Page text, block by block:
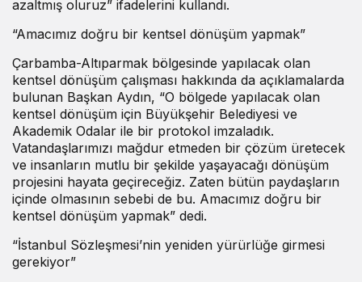
azaltmış oluruz” ifadelerini kullandı.
“Amacımız doğru bir kentsel dönüşüm yapmak”
Çarbamba-Altıparmak bölgesinde yapılacak olan
kentsel dönüşüm çalışması hakkında da açıklamalarda
bulunan Başkan Aydın, “O bölgede yapılacak olan
kentsel dönüşüm için Büyükşehir Belediyesi ve
Akademik Odalar ile bir protokol imzaladık.
Vatandaşlarımızı mağdur etmeden bir çözüm üretecek
ve insanların mutlu bir şekilde yaşayacağı dönüşüm
projesini hayata geçireceğiz. Zaten bütün paydaşların
içinde olmasının sebebi de bu. Amacımız doğru bir
kentsel dönüşüm yapmak” dedi.
“İstanbul Sözleşmesi’nin yeniden yürürlüğe girmesi
gerekiyor”